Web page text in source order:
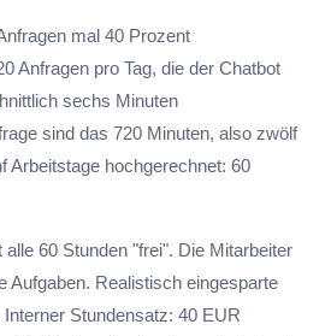
mal 40 Prozent
Anfragen pro Tag, die der Chatbot
sechs Minuten
sind das 720 Minuten, also zwölf
Arbeitstage hochgerechnet: 60
60 Stunden "frei". Die Mitarbeiter
Aufgaben. Realistisch eingesparte
Stundensatz: 40 EUR